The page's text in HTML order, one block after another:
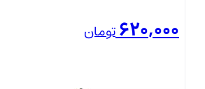
620,000تومان